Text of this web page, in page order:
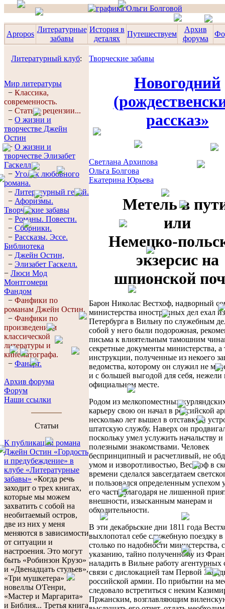
Apropos
Литературные
забавы
История в
деталях
Путешествуем
Архив
форума
Литературный клуб:
Мир литературы
− Классика,
современность.
− Статьи, рецензии...
− О жизни и
творчестве Джейн
Остин
− О жизни и
творчестве Элизабет
Гaскелл
− Уголок любовного
романа.
− Литературный герой.
− Афоризмы.
Творческие забавы
− Романы. Повести.
− Сборники.
− Рассказы. Эссe.
Библиотека
− Джейн Остин,
− Элизабет Гaскелл.
− Люси Мод
Монтгомери
Фандом
− Фанфики по
романам Джейн Остин.
− Фанфики по
произведениям
классической
литературы и
кинематографа.
− Фанарт.
Архив форума
Форум
Наши ссылки
Cтатьи
К публикации романа
Джейн Остин «Гордость
и предубеждение» в
клубе «Литературные
забавы» «Когда речь
заходит о трех книгах,
которые мы можем
захватить с собой на
необитаемый остров,
две из них у меня
меняются в зависимости
от ситуации и
настроения. Это могут
быть «Робинзон Крузо»
и «Двенадцать стульев»,
«Три мушкетера» и
новеллы О'Генри,
«Мастер и Маргарита»
и Библия... Третья книга
Творческие забавы
Новогодний
рассказ»
Светлана Архипова
Ольга Болгова
Екатерина Юрьева
Метель в
или
Немецко-
экзерсис на
шпионской
Барон Николас Вестхоф, надворный
министерства иностранных дел ехал из
Петербурга в Вильну по служебным
собой у него были подорожная,
письма к влиятельным тамошним
секретные документы министерства, а
инструкции, полученные из некоего
ведомства, которому он служил не
и с большей выгодой для себя, нежели
официальном месте.
Родом из мелкопоместных
карьеру свою он начал в российской
несколько лет вышел в отставку и
штатскую службу. Наверх он
поскольку умел услужить начальству и
полезными знакомствами. Человек
беспринципный и расчетливый, не
умом и изворотливостью, Вестхоф в
времени сделался завсегдатаем
и пользовался определенным успехом
его части благодаря не лишенной
внешности, изысканным манерам и
обходительности.
В эти декабрьские дни 1811 года
выхлопотал себе служебную поездку
столько по надобности министерства,
указанию, тайно полученному из
наладить в Вильне работу агентурных
связи с дислокацией там Первой
российской армии. По прибытии на
следовало встретиться с неким
Пржанским, возглавляющим